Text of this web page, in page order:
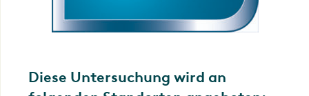
Diese Untersuchung wird an